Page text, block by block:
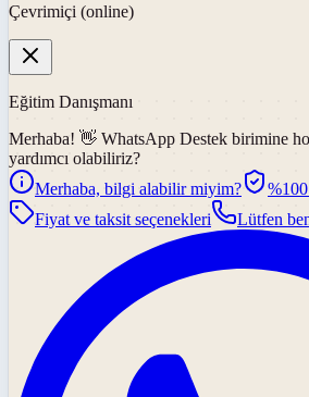
Çevrimiçi (online)
Eğitim Danışmanı
Merhaba! 👋 WhatsApp Destek birimine
yardımcı olabiliriz?
Merhaba, bilgi alabilir miyim?
Fiyat ve taksit seçenekleri
Lütfen